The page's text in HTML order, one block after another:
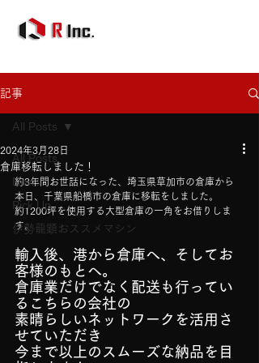
記事
All Posts
News
Pick Up
伊勢龍顕おススメマシン
All Posts
倉庫移転しました！
2024年3月28日
約3年間お世話になった、埼玉県草加市の倉庫から
本日、千葉県船橋市の倉庫に移転をしました。
約1200坪を使用する大型倉庫の一角をお借りしま
す。
輸入後、港から倉庫へ、そしてお
客様のもとへ。
倉庫業だけでなく配送も行ってい
るこちらの会社の
素晴らしいネットワークを活用さ
せていただき
今まで以上のスムーズな納品を目